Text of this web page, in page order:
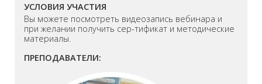
УСЛОВИЯ УЧАСТИЯ
Вы можете посмотреть видеозапись вебинара и
при желании получить сер-тификат и методические
материалы.
ПРЕПОДАВАТЕЛИ: